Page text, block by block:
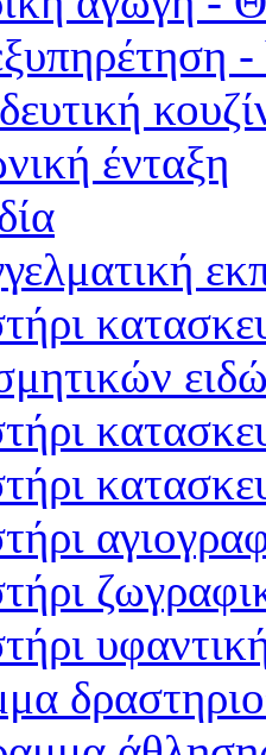
ένταξη